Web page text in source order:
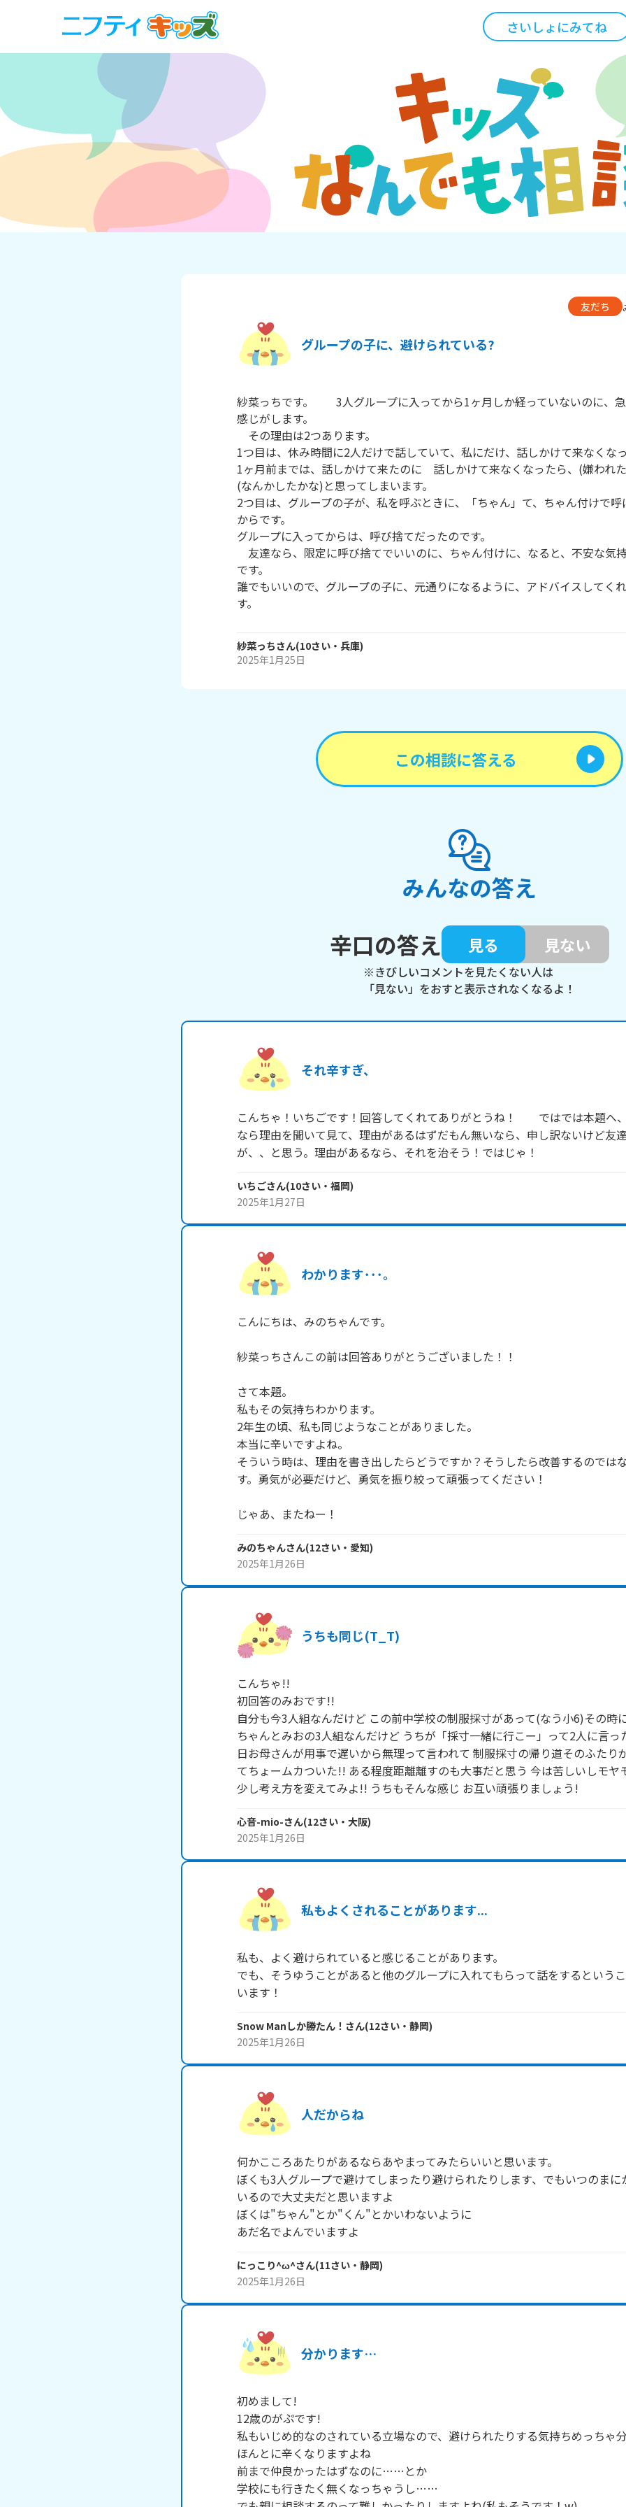
さいしょにみてね
友だち
グループの子に、避けられている?
紗菜っちです。　　3人グループに入ってから1ヶ月しか経っていないのに、
感じがします。
その理由は2つあります。
1つ目は、休み時間に2人だけで話していて、私にだけ、話しかけて来なくなっ
1ヶ月前までは、話しかけて来たのに　話しかけて来なくなったら、(嫌われ
(なんかしたかな)と思ってしまいます。
2つ目は、グループの子が、私を呼ぶときに、「ちゃん」て、ちゃん付けで呼
からです。
グループに入ってからは、呼び捨てだったのです。
友達なら、限定に呼び捨てでいいのに、ちゃん付けに、なると、不安な気
です。
誰でもいいので、グループの子に、元通りになるように、アドバイスしてく
す。
紗菜っちさん(10さい・ 兵庫)
2025年1月25日
この相談に答える
みんなの答え
辛口の答え
見る 見ない
※きびしいコメントを見たくない人は
「見ない」をおすと表示されなくなるよ！
それ辛すぎ、
こんちゃ！いちごです！回答してくれてありがとうね！　　ではでは本題へ
なら理由を聞いて見て、理由があるはずだもん無いなら、申し訳ないけど友
いちごさん(10さい・ 福岡)
2025年1月27日
わかります･･･。
こんにちは、みのちゃんです。
紗菜っちさんこの前は回答ありがとうございました！！
さて本題。
私もその気持ちわかります。
2年生の頃、私も同じようなことがありました。
本当に辛いですよね。
そういう時は、理由を書き出したらどうですか？そうしたら改善するのでは
す。勇気が必要だけど、勇気を振り絞って頑張ってください！
じゃあ、またねー！
みのちゃんさん(12さい・ 愛知)
2025年1月26日
うちも同じ(T_T)
こんちゃ!!
初回答のみおです!!
自分も今3人組なんだけど この前中学校の制服採寸があって(なう小6)その時
ちゃんとみおの3人組なんだけど うちが「採寸一緒に行こー」って2人に言っ
日お母さんが用事で遅いから無理って言われて 制服採寸の帰り道そのふたり
てちょームカついた!! ある程度距離離すのも大事だと思う 今は苦しいしモヤ
少し考え方を変えてみよ!! うちもそんな感じ お互い頑張りましょう!
心音-mio-さん(12さい・ 大阪)
2025年1月26日
私もよくされることがあります...
私も、よく避けられていると感じることがあります。
でも、そうゆうことがあると他のグループに入れてもらって話をするという
います！
Snow Manしか勝たん！ さん(12さい・ 静岡)
2025年1月26日
人だからね
何かこころあたりがあるならあやまってみたらいいと思います。
ぼくも3人グループで避けてしまったり避けられたりします、でもいつのまに
いるので大丈夫だと思いますよ
ぼくは"ちゃん"とか"くん"とかいわないように
あだ名でよんでいますよ
にっこり^ω^さん(11さい・ 静岡)
2025年1月26日
分かります…
初めまして!
12歳のがぷです!
私もいじめ的なのされている立場なので、避けられたりする気持ちめっちゃ
ほんとに辛くなりますよね
前まで仲良かったはずなのに……とか
学校にも行きたく無くなっちゃうし……